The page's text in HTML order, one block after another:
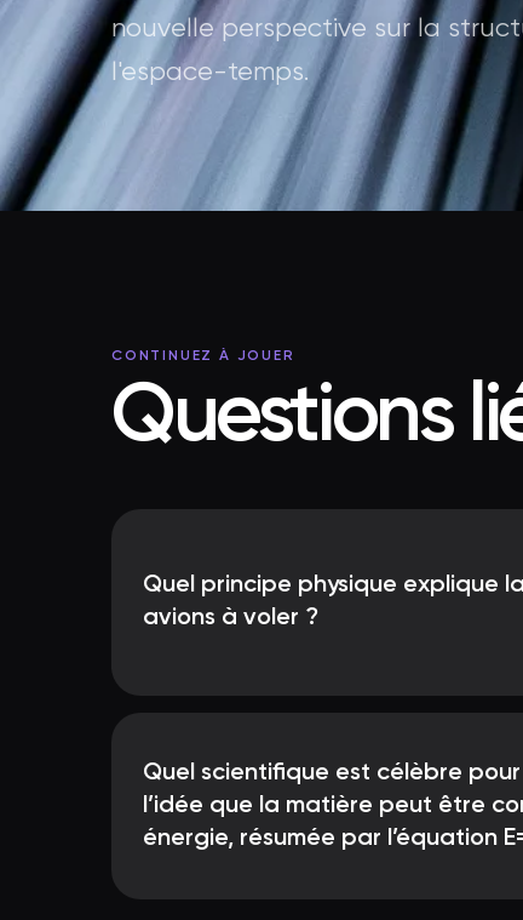
nouvelle perspective sur la
l'espace-temps.
CONTINUEZ À JOUER
Questions
Quel principe physique explique
avions à voler ?
Quel scientifique est célèbre
l’idée que la matière peut être
énergie, résumée par l’équation